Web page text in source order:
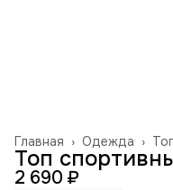
Одежда ›
Главная ›
Топ
2 690 ₽